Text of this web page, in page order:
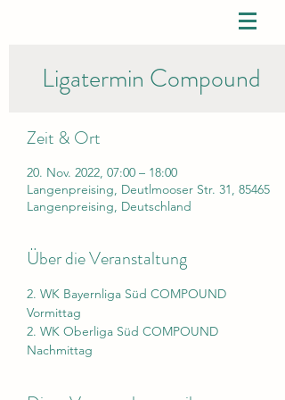
Ligatermin Compound
Zeit & Ort
20. Nov. 2022, 07:00 – 18:00
Langenpreising, Deutlmooser Str. 31, 85465
Langenpreising, Deutschland
Über die Veranstaltung
2. WK Bayernliga Süd COMPOUND
Vormittag
2. WK Oberliga Süd COMPOUND
Nachmittag